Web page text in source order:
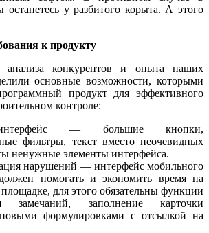
у разбитого корыта. А этого
к продукту
анализа конкурентов и опыта наших
основные возможности, которыми
продукт для эффективного
контроле:
— большие кнопки,
фильтры, текст вместо неочевидных
ненужные элементы интерфейса.
нарушений — интерфейс мобильного
помогать и экономить время на
для этого обязательны функции
замечаний, заполнение карточки
формулировками с отсылкой на